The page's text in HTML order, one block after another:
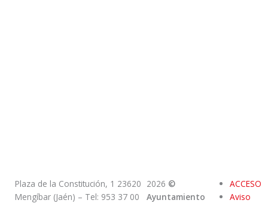
Plaza de la Constitución, 1 23620
Mengíbar (Jaén) – Tel: 953 37 00
2026 ©
Ayuntamiento
ACCESO
Aviso